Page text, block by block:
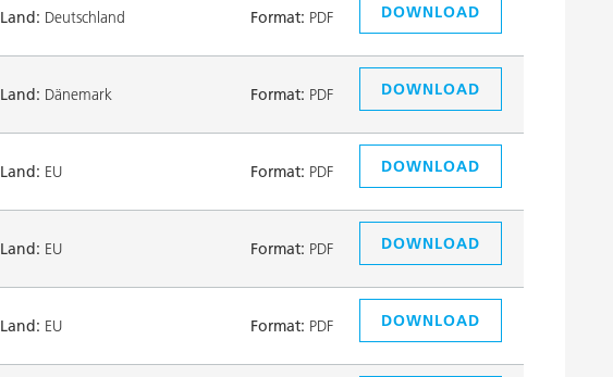
Land: Deutschland Format: PDF DOWNLOAD
Land: Dänemark Format: PDF DOWNLOAD
Land: EU Format: PDF DOWNLOAD
Land: EU Format: PDF DOWNLOAD
Land: EU Format: PDF DOWNLOAD